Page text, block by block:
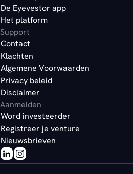
De Eyevestor app
Het platform
Support
Contact
Klachten
Algemene Voorwaarden
Privacy beleid
Disclaimer
Aanmelden
Word investeerder
Registreer je venture
Nieuwsbrieven